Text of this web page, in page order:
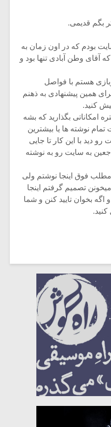
بگم قدیمی.
بودم که در اون زمان به
آقای وطن آبادی تنها بود و
هستم با فواصل
همین پیشنهادی به ذهنم
کنید.
امکاناتی بگذارید که بشه
نوشته ها یا بیشترین
دید با این کار تا جایی
به سایت رو به نوشته
فوق اینجا نوشتم ولی
تصمیم گرفتم اینجا
بخوان تایید کنن و شما